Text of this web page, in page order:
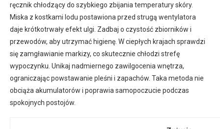
ręcznik chłodzący do szybkiego zbijania temperatury skóry.
Miska z kostkami lodu postawiona przed strugą wentylatora
daje krótkotrwały efekt ulgi. Zadbaj o czystość zbiorników i
przewodów, aby utrzymać higienę. W ciepłych krajach sprawdzi
się zamgławianie markizy, co skutecznie chłodzi strefę
wypoczynku. Unikaj nadmiernego zawilgocenia wnętrza,
ograniczając powstawanie pleśni i zapachów. Taka metoda nie
obciąża akumulatorów i poprawia samopoczucie podczas
spokojnych postojów.